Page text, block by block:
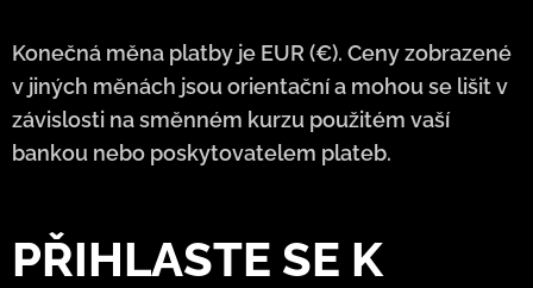
Konečná měna platby je EUR (€). Ceny zobrazené
v jiných měnách jsou orientační a mohou se lišit v
závislosti na směnném kurzu použitém vaší
bankou nebo poskytovatelem plateb.
PŘIHLASTE SE K